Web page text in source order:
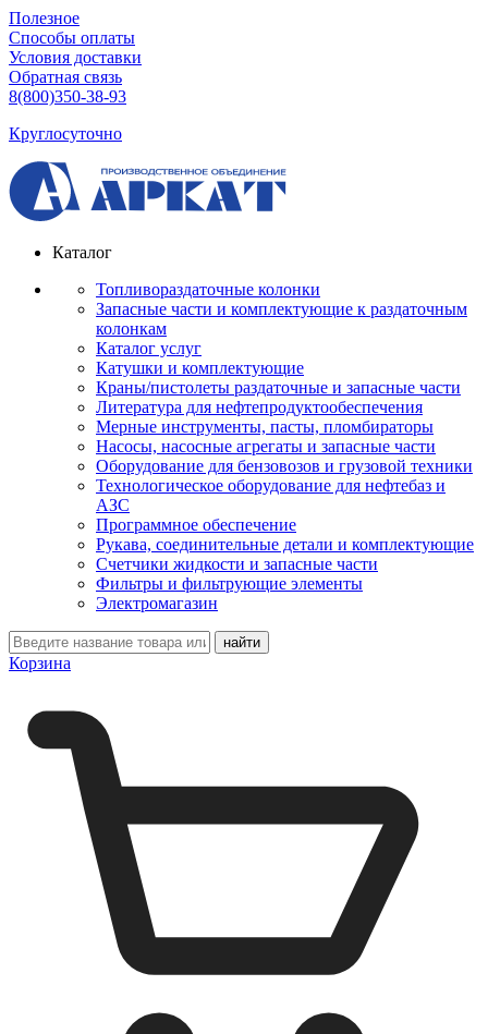
Полезное
Способы оплаты
Условия доставки
Обратная связь
8(800)350-38-93
Круглосуточно
Каталог
Топливораздаточные колонки
Запасные части и комплектующие к раздаточным
колонкам
Каталог услуг
Катушки и комплектующие
Краны/пистолеты раздаточные и запасные части
Литература для нефтепродуктообеспечения
Мерные инструменты, пасты, пломбираторы
Насосы, насосные агрегаты и запасные части
Оборудование для бензовозов и грузовой техники
Технологическое оборудование для нефтебаз и
АЗС
Программное обеспечение
Рукава, соединительные детали и комплектующие
Счетчики жидкости и запасные части
Фильтры и фильтрующие элементы
Электромагазин
Корзина